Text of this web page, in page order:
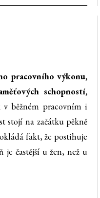
pracovního výkonu,
schopností,
běžném pracovním i
stojí na začátku pěkně
fakt, že postihuje
je častější u žen, než u